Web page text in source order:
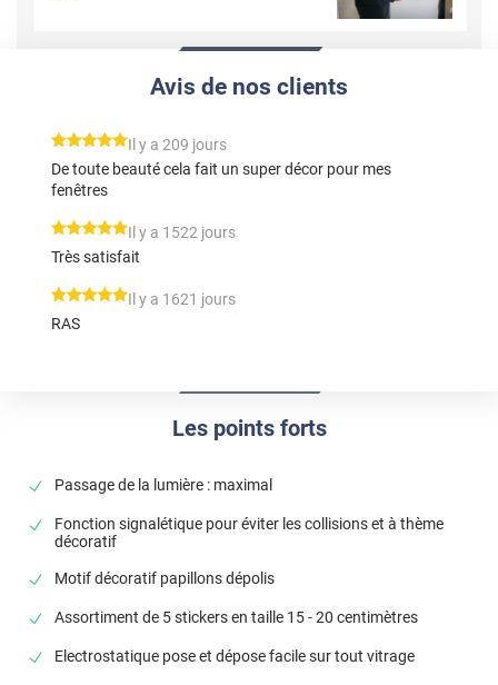
Les points forts
Passage de la lumière : maximal
Fonction signalétique pour éviter les collisions et à thème
décoratif
Motif décoratif papillons dépolis
Assortiment de 5 stickers en taille 15 - 20 centimètres
Electrostatique pose et dépose facile sur tout vitrage
Avis de nos clients
*****
Il y a 209 jours
De toute beauté cela fait un super décor pour mes
fenêtres
*****
Il y a 1522 jours
Très satisfait
*****
Il y a 1621 jours
RAS